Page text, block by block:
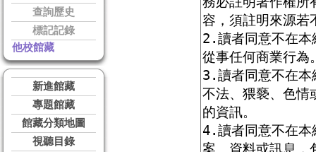
查詢歷史
標記記錄
他校館藏
新進館藏
專題館藏
館藏分類地圖
視聽目錄